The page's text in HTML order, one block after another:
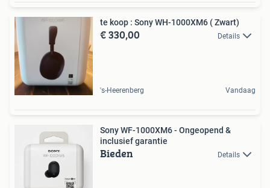
te koop : Sony WH-1000XM6 ( Zwart)
€ 330,00 Details
's-Heerenberg Vandaag
Sony WF-1000XM6 - Ongeopend &
inclusief garantie
Bieden Details